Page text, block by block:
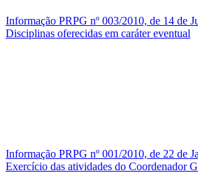
Informação PRPG nº 003/2010, de 14 de
Disciplinas oferecidas em caráter eventual
Informação PRPG nº 001/2010, de 22 de
Exercício das atividades do Coordenador